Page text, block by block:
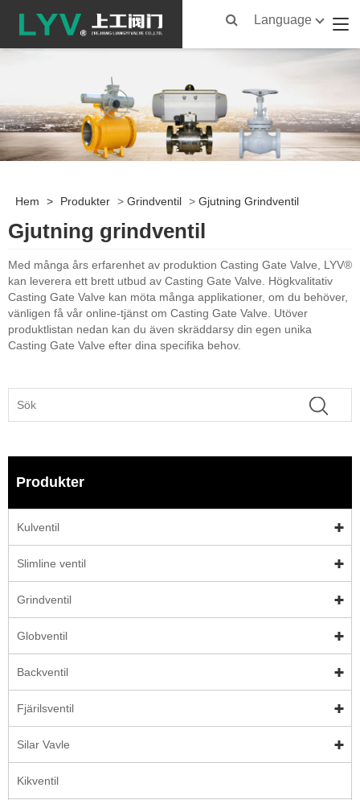
Language
Hem > Produkter > Grindventil > Gjutning Grindventil
Gjutning grindventil
Med många års erfarenhet av produktion Casting Gate Valve, LYV®
kan leverera ett brett utbud av Casting Gate Valve. Högkvalitativ
Casting Gate Valve kan möta många applikationer, om du behöver,
vänligen få vår online-tjänst om Casting Gate Valve. Utöver
produktlistan nedan kan du även skräddarsy din egen unika
Casting Gate Valve efter dina specifika behov.
Produkter
Kulventil
Slimline ventil
Grindventil
Globventil
Backventil
Fjärilsventil
Silar Vavle
Kikventil